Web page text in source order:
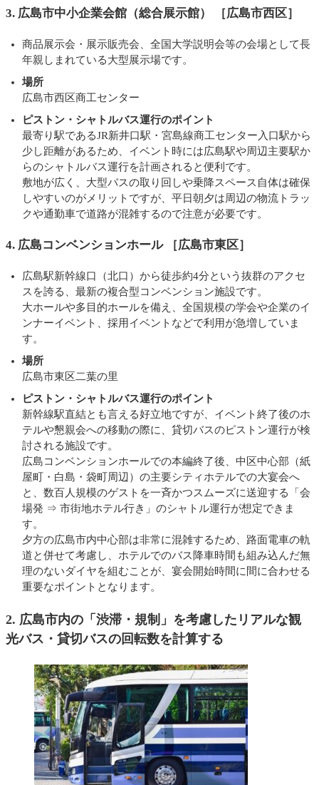
3. 広島市中小企業会館（総合展示館） ［広島市西区］
商品展示会・展示販売会、全国大学説明会等の会場として長
年親しまれている大型展示場です。
場所
広島市西区商工センター
ピストン・シャトルバス運行のポイント
最寄り駅であるJR新井口駅・宮島線商工センター入口駅から
少し距離があるため、イベント時には広島駅や周辺主要駅か
らのシャトルバス運行を計画されると便利です。
敷地が広く、大型バスの取り回しや乗降スペース自体は確保
しやすいのがメリットですが、平日朝夕は周辺の物流トラッ
クや通勤車で道路が混雑するので注意が必要です。
4. 広島コンベンションホール ［広島市東区］
広島駅新幹線口（北口）から徒歩約4分という抜群のアクセ
スを誇る、最新の複合型コンベンション施設です。
大ホールや多目的ホールを備え、全国規模の学会や企業のイ
ンナーイベント、採用イベントなどで利用が急増していま
す。
場所
広島市東区二葉の里
ピストン・シャトルバス運行のポイント
新幹線駅直結とも言える好立地ですが、イベント終了後のホ
テルや懇親会への移動の際に、貸切バスのピストン運行が検
討される施設です。
広島コンベンションホールでの本編終了後、中区中心部（紙
屋町・白島・袋町周辺）の主要シティホテルでの大宴会へ
と、数百人規模のゲストを一斉かつスムーズに送迎する「会
場発 ⇒ 市街地ホテル行き」のシャトル運行が想定できま
す。
夕方の広島市内中心部は非常に混雑するため、路面電車の軌
道と併せて考慮し、ホテルでのバス降車時間も組み込んだ無
理のないダイヤを組むことが、宴会開始時間に間に合わせる
重要なポイントとなります。
2. 広島市内の「渋滞・規制」を考慮したリアルな観
光バス・貸切バスの回転数を計算する